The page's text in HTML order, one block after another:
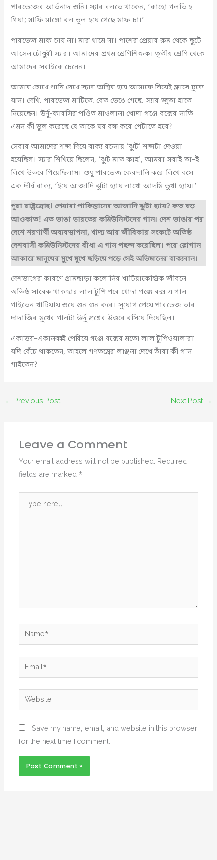
পারভেজের আর্তনাদ শুনি। স্যার বলতে থাকেন, ‘কাহো গলতি হ
গিয়া; মাফি মাঙ্গো বল ভুল হয়ে গেছে মাফ চা।’
পারভেজ মাফ চায় না। মার থামে না। পাশের প্রেয়ার রুম থেকে ছুটে
আসেন চৌধুরী স্যার। আমাদের প্রথম শ্রেণিশিক্ষক। তৃতীয় শ্রেণি থেকে
আমাদের সবাইকে চেনেন।
আমার চোখে পানি দেখে স্যার অস্থির হয়ে আমাকে নিয়েই ক্লাসে ঢুকে
যান। দেখি, পারভেজ মাটিতে, বেত ভেঙে গেছে, স্যার জুতা হাতে
নিয়েছেন। উর্দু-ফারসির পণ্ডিত মাওলানা খোদা গঞ্জে বক্সের নাতি
এমন কী ভুল করেছে যে তাকে ঘর বন্ধ করে পেটাতে হবে?
সেবার আমাদের শব্দ দিয়ে বাক্য রচনায় ‘ঝুট’ শব্দটা দেওয়া
হয়েছিল। স্যার শিখিয়ে ছিলেন, ‘ঝুট মাত কাহ’, আমরা সবাই তা–ই
লিখে উতরে গিয়েছিলাম। শুধু পারভেজ কেরদানি করে লিখে বসে
এক দীর্ঘ বাক্য, ‘ইয়ে আজাদি ঝুটা হ্যায় লাখো আদমি ভুখা হ্যায়।’
পুরা রাষ্ট্রদ্রোহ! পেয়ারা পাকিস্তানের আজাদি ঝুটা হ্যায়? কত বড়
আওকাত! এত ভাঙা ভারতের কমিউনিস্টদের গান। দেশ ভাঙার পর
দেশে শরণার্থী অব্যবস্থাপনা, খাদ্য আর জীবিকার সংকটে অতিষ্ঠ
দেশবাসী কমিউনিস্টদের বাঁধা এ গান পছন্দ করেছিল। পরে স্লোগান
আকারে মানুষের মুখে মুখে ছড়িয়ে পড়ে সেই অভিমানের বাক্যবান।
দেশভাগের কারণে গ্রামছাড়া কলোনির খাটিয়াকেন্দ্রিক জীবনে
অতিষ্ঠ সাবেক খাকছার লাল টুপি পরে খোদা গঞ্জে বক্স এ গান
গাইতেন খাটিয়ায় শুয়ে গুন গুন করে। সুযোগ পেয়ে পারভেজ তার
দাদাজির মুখের গানটা উর্দু প্রশ্নের উত্তরে বসিয়ে দিয়েছিল।
একাত্তর–একানব্বই পেরিয়ে গঞ্জে বক্সের মতো লাল টুপিওয়ালারা
যদি বেঁচে থাকতেন, তাহলে গণতন্ত্রের লাঞ্ছনা দেখে তাঁরা কী গান
গাইতেন?
← Previous Post Next Post →
Leave a Comment
Your email address will not be published. Required
fields are marked *
Name*
Email*
Website
Save my name, email, and website in this browser
for the next time I comment.